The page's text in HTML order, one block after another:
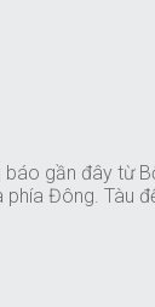
gần đây từ
Đông. Tàu